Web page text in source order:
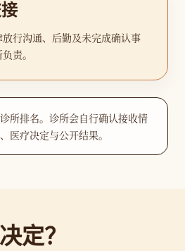
行沟通、后勤及未完成确认事
责。
所排名。诊所会自行确认接收情
医疗决定与公开结果。
定？